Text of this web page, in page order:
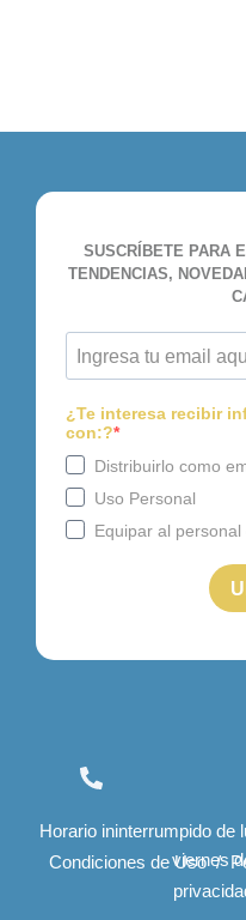
Horario ininterrumpido de
viernes
Condiciones de Uso/